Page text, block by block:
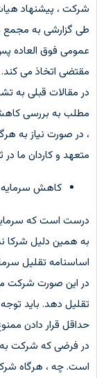
شرکت ، پیشنهاد
طی گزارشی به مجمع
عمومی فوق العاده
مقتضی اتخاذ می کند.
در مقالات قبلی به
مطلب به بررسی
، در صورت نیاز به
متعهد و کاردان ما
کاهش سرمایه
درست است که
به همین دلیل شرکا
اساسنامه تقلیل
در این صورت شرکت
تقلیل دهد. باید
در فرضی که شرکت به
است. چه ، هرگاه